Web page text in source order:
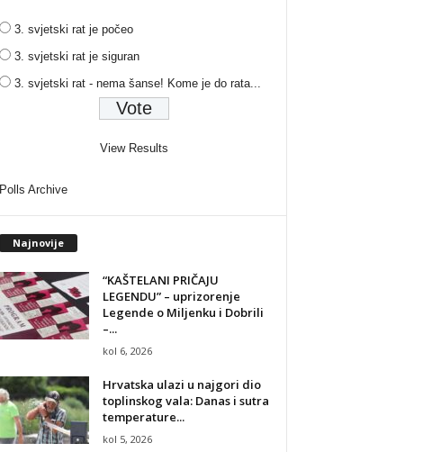
3. svjetski rat je počeo
3. svjetski rat je siguran
3. svjetski rat - nema šanse! Kome je do rata...
View Results
Polls Archive
Najnovije
“KAŠTELANI PRIČAJU
LEGENDU” – uprizorenje
Legende o Miljenku i Dobrili
–...
kol 6, 2026
Hrvatska ulazi u najgori dio
toplinskog vala: Danas i sutra
temperature...
kol 5, 2026